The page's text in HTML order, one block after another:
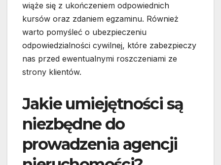
wiąże się z ukończeniem odpowiednich
kursów oraz zdaniem egzaminu. Również
warto pomyśleć o ubezpieczeniu
odpowiedzialności cywilnej, które zabezpieczy
nas przed ewentualnymi roszczeniami ze
strony klientów.
Jakie umiejętności są
niezbędne do
prowadzenia agencji